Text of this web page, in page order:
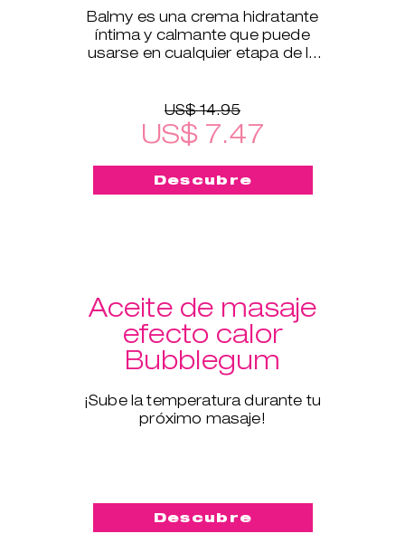
Balmy es una crema hidratante
íntima y calmante que puede
usarse en cualquier etapa de la
US$ 14.95
US$ 7.47
Descubre
Aceite de masaje
efecto calor
Bubblegum
¡Sube la temperatura durante tu
próximo masaje!
Descubre